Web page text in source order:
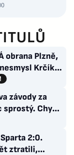
obrana Plzně,
Krčíka.
závody za
sprostý. Chybí
2:0.
ztratili,